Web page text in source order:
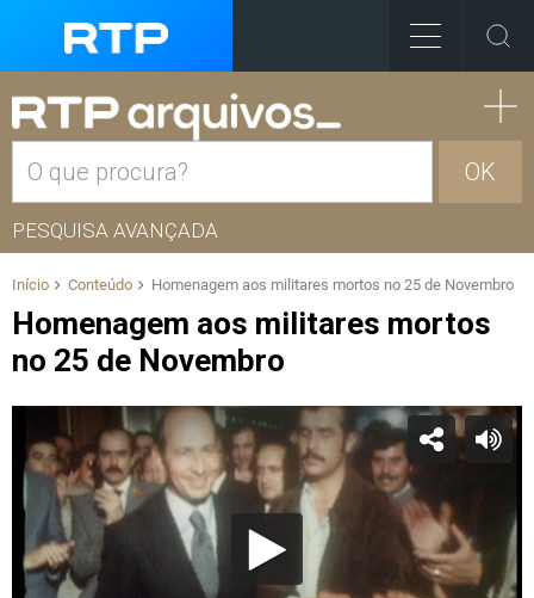
OK
PESQUISA AVANÇADA
Início Conteúdo Homenagem aos militares mortos no 25 de Novembro
Homenagem aos militares mortos
no 25 de Novembro